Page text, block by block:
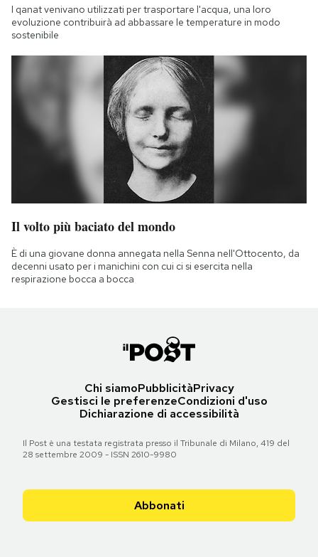
I qanat venivano utilizzati per trasportare l'acqua, una loro
evoluzione contribuirà ad abbassare le temperature in modo
sostenibile
Il volto più baciato del mondo
È di una giovane donna annegata nella Senna nell'Ottocento, da
decenni usato per i manichini con cui ci si esercita nella
respirazione bocca a bocca
Chi siamoPubblicitàPrivacy
Gestisci le preferenzeCondizioni d'uso
Dichiarazione di accessibilità
Il Post è una testata registrata presso il Tribunale di Milano, 419 del
28 settembre 2009 - ISSN 2610-9980
Abbonati